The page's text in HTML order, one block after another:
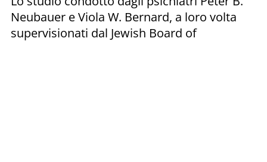
Neubauer e Viola W. Bernard, a loro volta
supervisionati dal Jewish Board of